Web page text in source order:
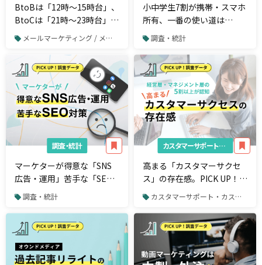
BtoBは「12時～15時台」、
BtoCは「21時～23時台」が
メルマガ購読時間の1位。今
週のPICK UP！調査データ
メールマーケティング / メルマガ
小中学生7割が携帯・スマホ
所有、一番の使い道は
「YouTubeなどの動画視
聴」。今週のPICK UP！調査
データ
調査・統計
調査・統計
マーケターが得意な「SNS
広告・運用」苦手な「SEO
対策」 今週のPICK UP！調
調査・統計
カスタマーサポート・カスタマーサクセス
高まる「カスタマーサクセ
ス」の存在感。PICK UP！調
査データ
カスタマーサポート・カスタマーサクセス